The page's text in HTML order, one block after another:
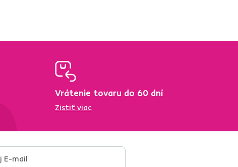
Vrátenie tovaru do 60 dní
Zistiť viac